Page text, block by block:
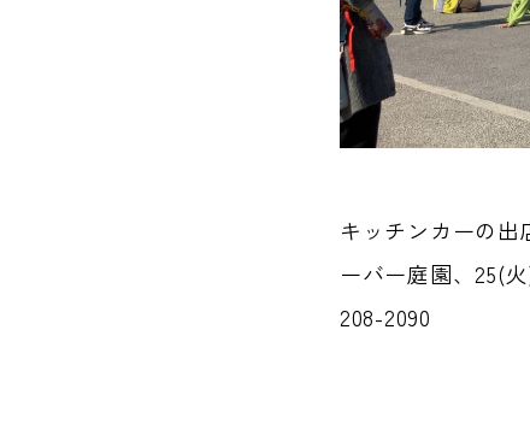
キッチンカーの
ーバー庭園、25(
208-2090